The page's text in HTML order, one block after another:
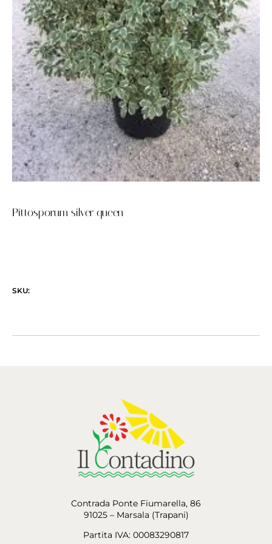
Pittosporum silver queen
SKU:
Contrada Ponte Fiumarella, 86
91025 – Marsala (Trapani)
Partita IVA: 00083290817